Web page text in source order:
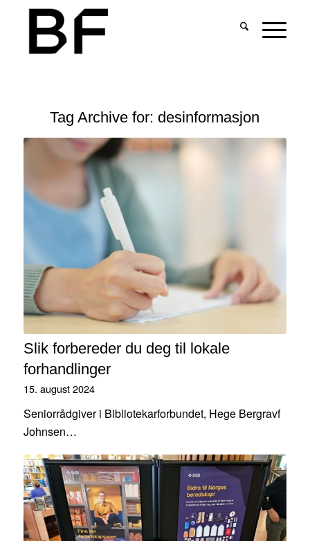
Tag Archive for: desinformasjon
Slik forbereder du deg til lokale
forhandlinger
15. august 2024
Seniorrådgiver i Bibliotekarforbundet, Hege Bergravf
Johnsen…